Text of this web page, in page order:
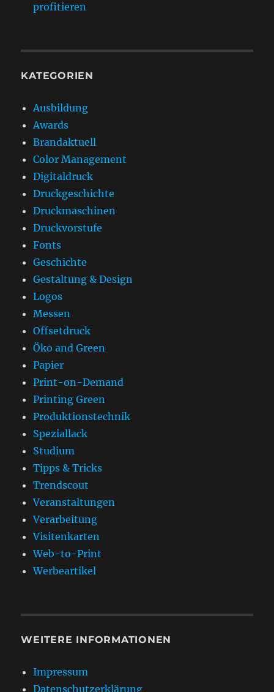
profitieren
KATEGORIEN
Ausbildung
Awards
Brandaktuell
Color Management
Digitaldruck
Druckgeschichte
Druckmaschinen
Druckvorstufe
Fonts
Geschichte
Gestaltung & Design
Logos
Messen
Offsetdruck
Öko and Green
Papier
Print-on-Demand
Printing Green
Produktionstechnik
Speziallack
Studium
Tipps & Tricks
Trendscout
Veranstaltungen
Verarbeitung
Visitenkarten
Web-to-Print
Werbeartikel
WEITERE INFORMATIONEN
Impressum
Datenschutzerklärung